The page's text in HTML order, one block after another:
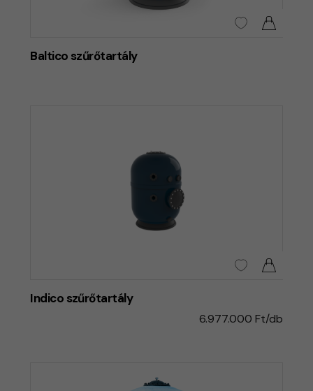
Baltico szűrőtartály
Indico szűrőtartály
6.977.000 Ft/db